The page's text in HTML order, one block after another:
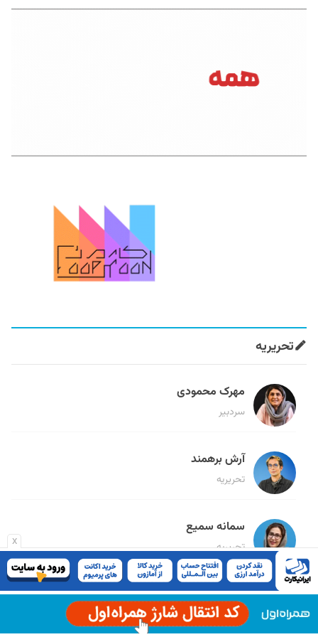
x
تحریریه
مهرک محمودی
سردبیر
آرش برهمند
تحریریه
سمانه سمیع
تحریریه
میثم قاسمی
تحریریه